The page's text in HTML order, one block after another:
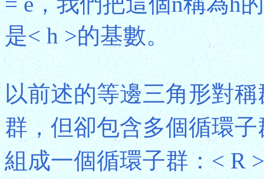
是< h >的基數。
以前述的等邊三角形對稱
群，但卻包含多個循環
組成一個循環子群：< R